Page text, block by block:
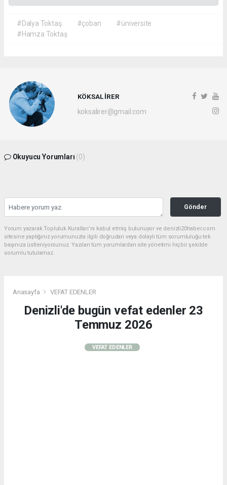
#Dalya Toktaş #çoban
#üniversite
#Hamza Toktaş
KÖKSAL İRER
koksalirer@gmail.com
Okuyucu Yorumları (0)
Gönder
Yorum yazarak Topluluk Kuralları’nı kabul etmiş bulunuyor ve denizli20haber.com
sitesine yaptığınız yorumunuzla ilgili doğrudan veya dolaylı tüm sorumluluğu tek
başınıza üstleniyorsunuz. Yazılan tüm yorumlardan site yönetimi hiçbir şekilde
sorumlu tutulamaz.
Anasayfa VEFAT EDENLER
Denizli'de bugün vefat edenler 23
Temmuz 2026
VEFAT EDENLER